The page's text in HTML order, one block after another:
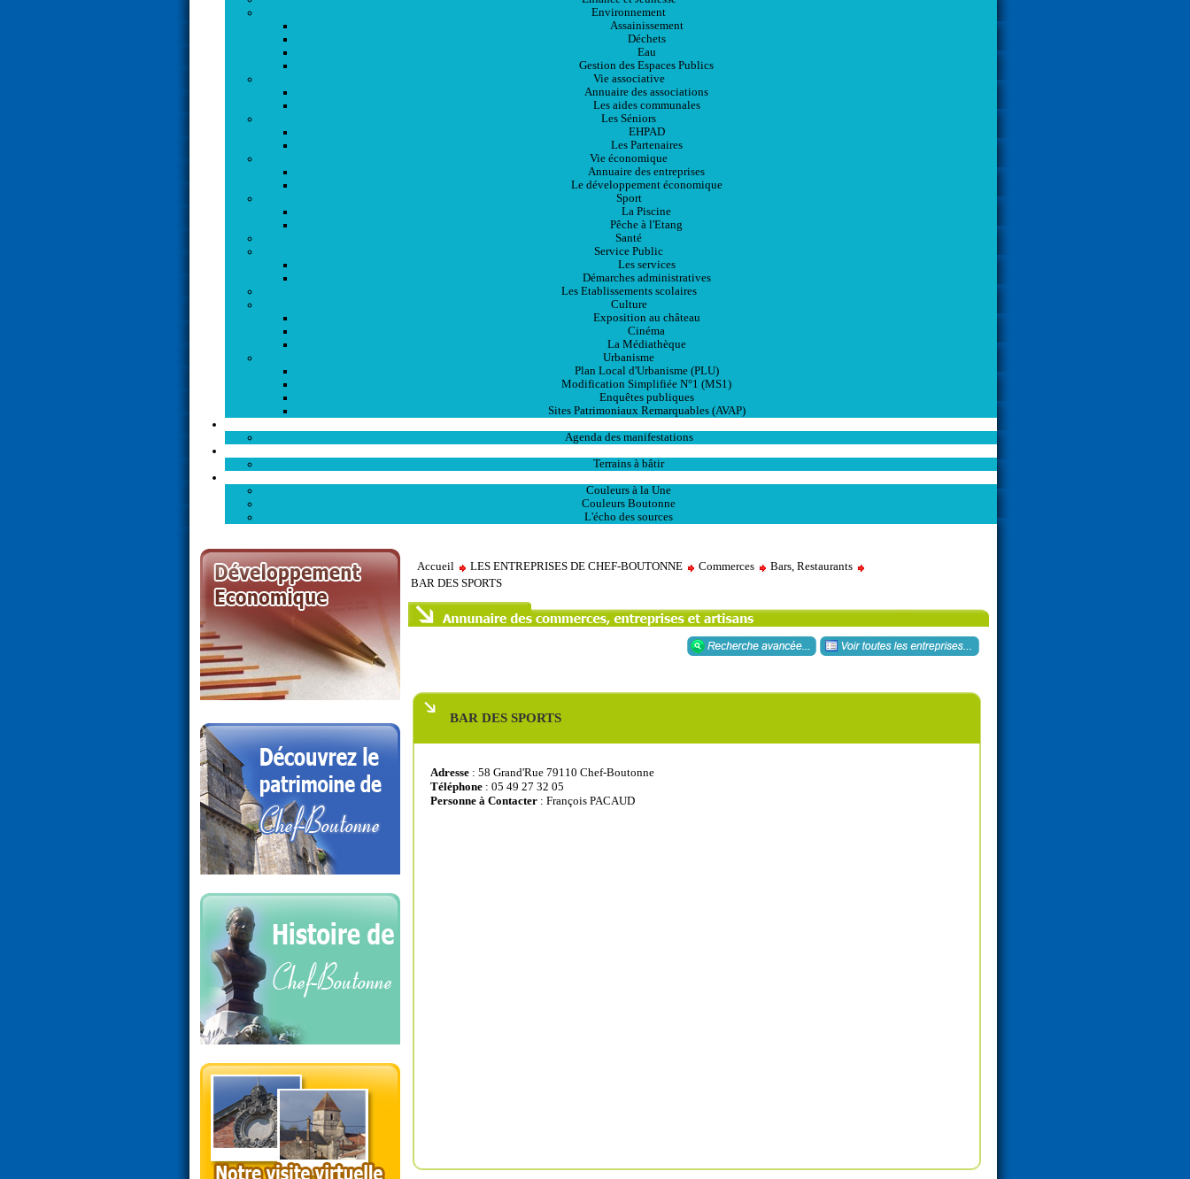
Environnement
Assainissement
Déchets
Eau
Gestion des Espaces Publics
Vie associative
Annuaire des associations
Les aides communales
Les Séniors
EHPAD
Les Partenaires
Vie économique
Annuaire des entreprises
Le développement économique
Sport
La Piscine
Pêche à l'Etang
Santé
Service Public
Les services
Démarches administratives
Les Etablissements scolaires
Culture
Exposition au château
Cinéma
La Médiathèque
Urbanisme
Plan Local d'Urbanisme (PLU)
Modification Simplifiée N°1 (MS1)
Enquêtes publiques
Sites Patrimoniaux Remarquables (AVAP)
Agenda des manifestations
Terrains à bâtir
Couleurs à la Une
Couleurs Boutonne
L'écho des sources
Accueil LES ENTREPRISES DE CHEF-BOUTONNE Commerces
Bars, Restaurants
BAR DES SPORTS
BAR DES SPORTS
Adresse : 58 Grand'Rue 79110 Chef-Boutonne
Téléphone : 05 49 27 32 05
Personne à Contacter : François PACAUD